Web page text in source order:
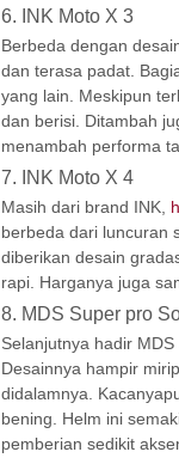
6. INK Moto X 3
Berbeda dengan
dan terasa padat.
yang lain. Meskipun
dan berisi. Ditambah
menambah performa
7. INK Moto X 4
Masih dari brand INK,
berbeda dari luncuran
diberikan desain
rapi. Harganya juga
8. MDS Super pro
Selanjutnya hadir
Desainnya hampir
didalamnya.
bening. Helm ini
pemberian sedikit